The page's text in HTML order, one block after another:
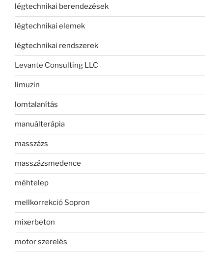
légtechnikai berendezések
légtechnikai elemek
légtechnikai rendszerek
Levante Consulting LLC
limuzin
lomtalanítás
manuálterápia
masszázs
masszázsmedence
méhtelep
mellkorrekció Sopron
mixerbeton
motor szerelés